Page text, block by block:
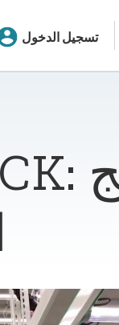
تسجيل الدخول